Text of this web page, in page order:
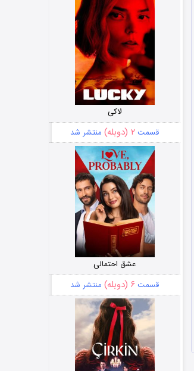
لاکی
قسمت ۲ (دوبله) منتشر شد
عشق احتمالی
قسمت ۶ (دوبله) منتشر شد